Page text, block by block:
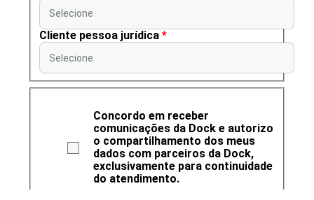
Selecione
Cliente pessoa jurídica *
Selecione
Concordo em receber
comunicações da Dock e autorizo
o compartilhamento dos meus
dados com parceiros da Dock,
exclusivamente para continuidade
do atendimento.